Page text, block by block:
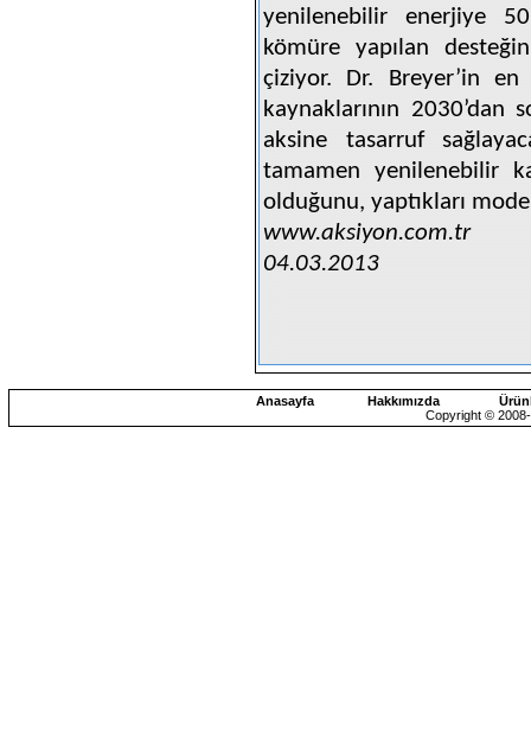
yenilenebilir enerjiye
kömüre yapılan
çiziyor. Dr. Breyer’in
kaynaklarının
aksine tasarruf
tamamen yenilenebilir
olduğunu, yaptıkları
www.aksiyon.com.tr
04.03.2013
Anasayfa Hakkımızda
Copyright ©